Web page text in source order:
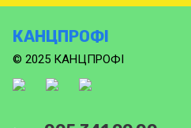
КАНЦПРОФІ
© 2025 КАНЦПРОФІ